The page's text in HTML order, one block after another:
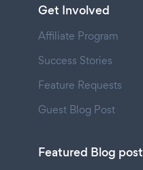
Get Involved
Affiliate Program
Success Stories
Feature Requests
Guest Blog Post
Featured Blog post